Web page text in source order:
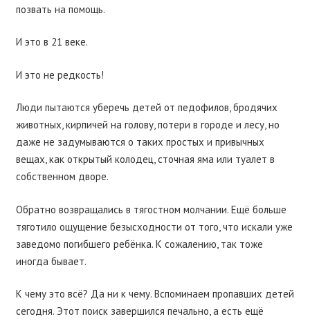
позвать на помощь.
И это в 21 веке.
И это не редкость!
Люди пытаются уберечь детей от педофилов, бродячих
животных, кирпичей на голову, потери в городе и лесу, но
даже не задумываются о таких простых и привычных
вещах, как открытый колодец, сточная яма или туалет в
собственном дворе.
Обратно возвращались в тягостном молчании. Ещё больше
тяготило ощущение безысходности от того, что искали уже
заведомо погибшего ребёнка. К сожалению, так тоже
иногда бывает.
К чему это всё? Да ни к чему. Вспоминаем пропавших детей
сегодня. Этот поиск завершился печально, а есть ещё